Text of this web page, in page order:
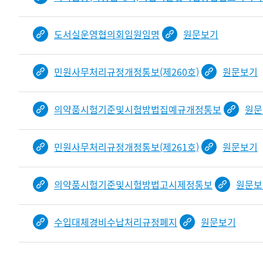
도서실운영협의회임원임명 원문보기
민원사무처리규정개정통보(제260호) 원문보기
의약품시험기준및시험방법집예규개정통보 원
민원사무처리규정개정통보(제261호) 원문보기
의약품시험기준및시험방법고시제정통보 원문
수입대체경비수납처리규정폐지 원문보기